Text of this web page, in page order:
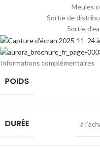
Meules
Sortie de
Sortie
Informations complémentaires
POIDS
DURÉE à